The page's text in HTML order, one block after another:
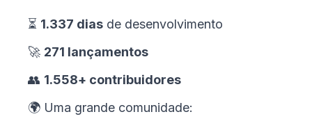
⏳ 1.337 dias de desenvolvimento
🚀 271 lançamentos
👥 1.558+ contribuidores
🌍 Uma grande comunidade: